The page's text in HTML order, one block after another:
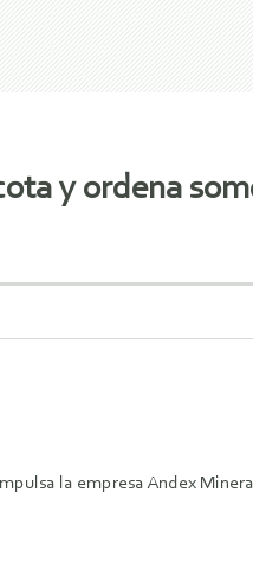
y ordena
la empresa Andex